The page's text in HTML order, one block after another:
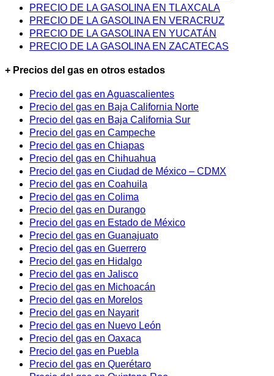
PRECIO DE LA GASOLINA EN TLAXCALA
PRECIO DE LA GASOLINA EN VERACRUZ
PRECIO DE LA GASOLINA EN YUCATÁN
PRECIO DE LA GASOLINA EN ZACATECAS
+ Precios del gas en otros estados
Precio del gas en Aguascalientes
Precio del gas en Baja California Norte
Precio del gas en Baja California Sur
Precio del gas en Campeche
Precio del gas en Chiapas
Precio del gas en Chihuahua
Precio del gas en Ciudad de México – CDMX
Precio del gas en Coahuila
Precio del gas en Colima
Precio del gas en Durango
Precio del gas en Estado de México
Precio del gas en Guanajuato
Precio del gas en Guerrero
Precio del gas en Hidalgo
Precio del gas en Jalisco
Precio del gas en Michoacán
Precio del gas en Morelos
Precio del gas en Nayarit
Precio del gas en Nuevo León
Precio del gas en Oaxaca
Precio del gas en Puebla
Precio del gas en Querétaro